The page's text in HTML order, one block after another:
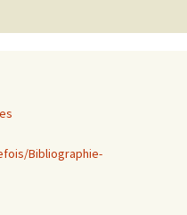
Bibliographie-